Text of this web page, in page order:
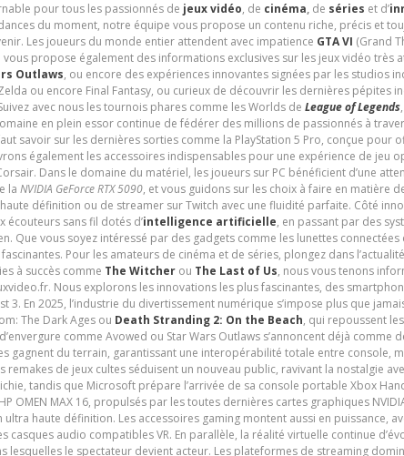
pour tous les passionnés de jeux vidéo, de cinéma,de séries et d’
du moment, notre équipe vous propose un contenu riche, précis et
Les joueurs du monde entier attendent avec impatience GTA VI (Grand
propose également des informations exclusives sur les jeux vidéo très
Outlaws, ou encore des expériences innovantes signées par les studios
ou encore Final Fantasy, ou curieux de découvrir les dernières pépites
avec nous les tournois phares comme les Worlds de League of Legends
en plein essor continue de fédérer des millions de passionnés à
savoir sur les dernières sorties comme la PlayStation 5 Pro, conçue pour
également les accessoires indispensables pour une expérience de jeu
Dans le domaine du matériel, les joueurs sur PC bénéficient d’une
la NVIDIA GeForce RTX 5090, et vous guidons sur les choix à faire en matière
définition ou de streamer sur Twitch avec une fluidité parfaite. Côté
écouteurs sans fil dotés d’intelligence artificielle, en passant par des
Que vous soyez intéressé par des gadgets comme les lunettes connectées
Pour les amateurs de cinéma et de séries, plongez dans
à succès comme The Witcherou The Last of Us, nous vous tenons
Nous explorons les innovations les plus fascinantes, des
3. En 2025, l’industrie du divertissement numérique s’impose plus que
The Dark Ages ou Death Stranding 2: On the Beach, qui repoussent
comme Avowed ou Star Wars Outlaws s’annoncent déjà
gagnent du terrain, garantissant une interopérabilité totale entre console,
remakes de jeux cultes séduisent un nouveau public, ravivant la nostalgie
tandis que Microsoft prépare l’arrivée de sa console portable Xbox
OMEN MAX 16, propulsés par les toutes dernières cartes graphiques
haute définition. Les accessoires gaming montent aussi en puissance,
audio compatibles VR. En parallèle, la réalité virtuelle continue
lesquelles le spectateur devient acteur. Les plateformes de streaming